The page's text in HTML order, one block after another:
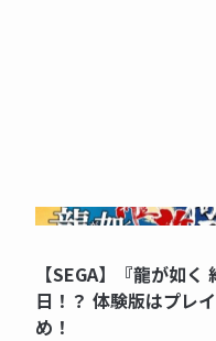
【SEGA】『龍が如
日！？ 体験版はプレ
め！